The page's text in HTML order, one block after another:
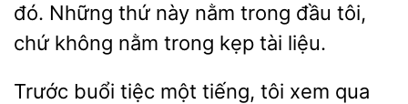
đó. Những thứ này nằm trong đầu tôi,
chứ không nằm trong kẹp tài liệu.
Trước buổi tiệc một tiếng, tôi xem